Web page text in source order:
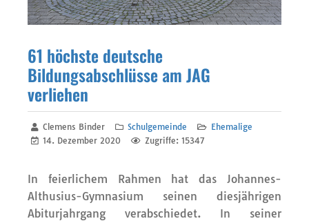
61 höchste deutsche
Bildungsabschlüsse am JAG
verliehen
Clemens Binder Schulgemeinde
Ehemalige
14. Dezember 2020
Zugriffe: 15347
In feierlichem Rahmen hat das Johannes-
Althusius-Gymnasium seinen diesjährigen
Abiturjahrgang verabschiedet. In seiner